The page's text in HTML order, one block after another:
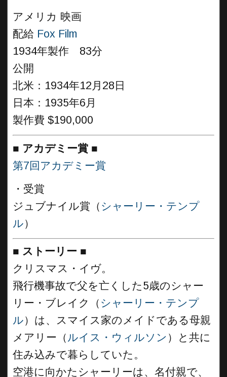
アメリカ 映画
配給 Fox Film
1934年製作 83分
公開
北米：1934年12月28日
日本：1935年6月
製作費 $190,000
■ アカデミー賞 ■
第7回アカデミー賞
・受賞
ジュブナイル賞（ シャーリー・テンプ
ル）
■ ストーリー ■
クリスマス・イヴ。
飛行機事故で父を亡くした5歳のシャー
リー・ブレイク（ シャーリー・テンプ
ル）は、スマイス家のメイドである母親
メアリー（ルイス・ウィルソン ）と共に
住み込みで暮らしていた。
空港に向かたシャーリーは、名付親で、